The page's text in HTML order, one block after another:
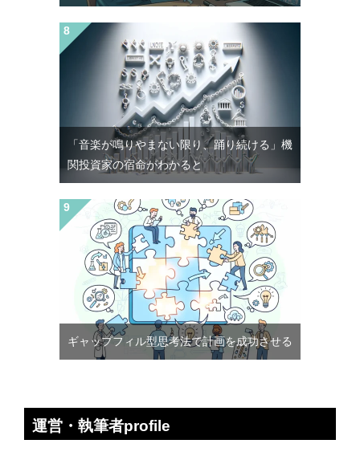
「音楽が鳴りやまない限り、踊り続ける」機
関投資家の宿命がわかると
ギャップフィル型思考法で計画を成功させる
運営・執筆者profile